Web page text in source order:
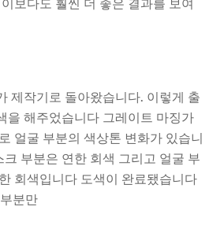
보다도 훨씬 더 좋은 결과를 보여
제작기로 돌아왔습니다. 이렇게 출
을 해주었습니다 그레이트 마징가
얼굴 부분의 색상톤 변화가 있습니
크 부분은 연한 회색 그리고 얼굴 부
회색입니다 도색이 완료됐습니다
분만